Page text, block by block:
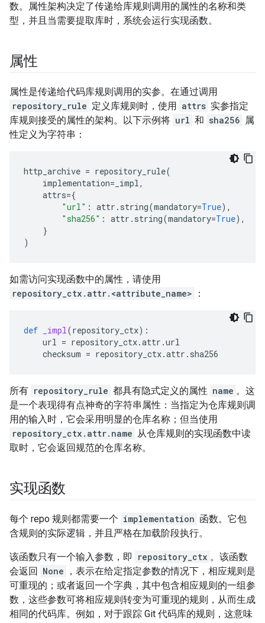
数。属性架构决定了传递给库规则调用的属性的名称和类
型，并且当需要提取库时，系统会运行实现函数。
属性
属性是传递给代码库规则调用的实参。在通过调用
repository_rule 定义库规则时，使用 attrs 实参指定
库规则接受的属性的架构。以下示例将 url 和 sha256 属
性定义为字符串：
http_archive = repository_rule(
implementation= _impl,
attrs={
"url" : attr . string(mandatory=True),
"sha256" : attr . string(mandatory=True),
}
)
如需访问实现函数中的属性，请使用
repository_ctx.attr.<attribute_name>
：
def _impl(repository_ctx):
url = repository_ctx.attr .url
checksum = repository_ctx.attr . sha256
所有 repository_rule 都具有隐式定义的属性 name 。这
是一个表现得有点神奇的字符串属性：当指定为仓库规则调
用的输入时，它会采用明显的仓库名称；但当使用
repository_ctx.attr.name 从仓库规则的实现函数中读
取时，它会返回规范的仓库名称。
实现函数
每个 repo 规则都需要一个 implementation 函数。它包
含规则的实际逻辑，并且严格在加载阶段执行。
该函数只有一个输入参数，即 repository_ctx 。该函数
会返回 None
，表示在给定指定参数的情况下，相应规则是
可重现的；或者返回一个字典，其中包含相应规则的一组参
数，这些参数可将相应规则转变为可重现的规则，从而生成
相同的代码库。例如，对于跟踪 Git 代码库的规则，这意味